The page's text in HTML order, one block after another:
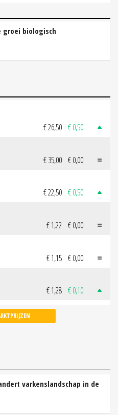
groei biologisch
€ 26,50 € 0,50
€ 35,00 € 0,00
€ 22,50 € 0,50
€ 1,22 € 0,00
€ 1,15 € 0,00
€ 1,28 € 0,10
varkenslandschap in de